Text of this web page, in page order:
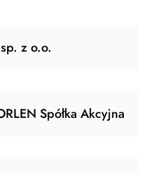
z o.o.
Spółka Akcyjna